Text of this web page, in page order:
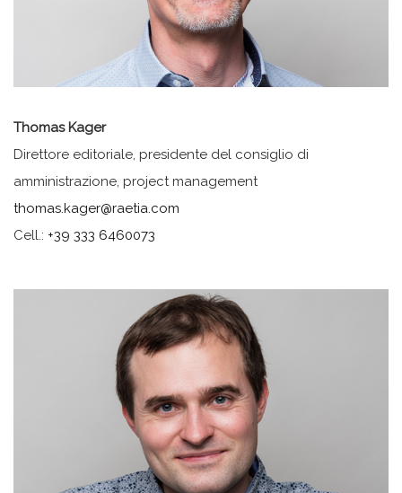
Thomas Kager
Direttore editoriale, presidente del consiglio di
amministrazione, project management
thomas.kager@raetia.com
Cell.: +39 333 6460073